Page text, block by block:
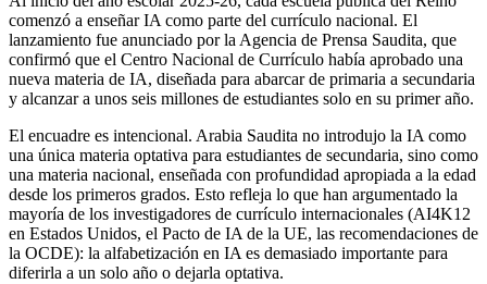
comenzó a enseñar IA como parte del currículo nacional. El
lanzamiento fue anunciado por la Agencia de Prensa Saudita, que
confirmó que el Centro Nacional de Currículo había aprobado una
nueva materia de IA, diseñada para abarcar de primaria a secundaria
y alcanzar a unos seis millones de estudiantes solo en su primer año.
El encuadre es intencional. Arabia Saudita no introdujo la IA como
una única materia optativa para estudiantes de secundaria, sino como
una materia nacional, enseñada con profundidad apropiada a la edad
desde los primeros grados. Esto refleja lo que han argumentado la
mayoría de los investigadores de currículo internacionales (AI4K12
en Estados Unidos, el Pacto de IA de la UE, las recomendaciones de
la OCDE): la alfabetización en IA es demasiado importante para
diferirla a un solo año o dejarla optativa.